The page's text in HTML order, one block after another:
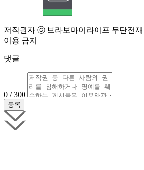
저작권자 ⓒ 브라보마이라이프 무단전
이용 금지
댓글
0 / 300